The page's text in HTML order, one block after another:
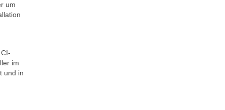
um
im
und in